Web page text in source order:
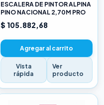
ESCALERA DE PINTOR ALPINA
PINO NACIONAL 2,70M PRO
$ 105.882,68
Agregar al carrito
Vista
rápida
Ver
producto